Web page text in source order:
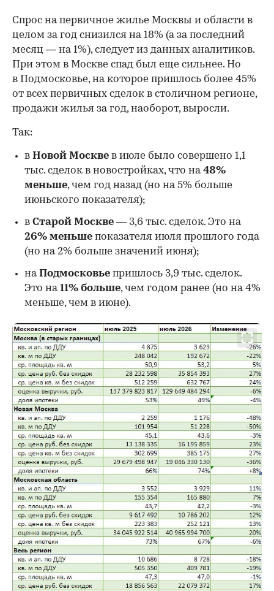
Спрос на первичное жилье Москвы и области в
целом за год снизился на 18% (а за последний
месяц — на 1%), следует из данных аналитиков.
При этом в Москве спад был еще сильнее. Но
в Подмосковье, на которое пришлось более 45%
от всех первичных сделок в столичном регионе,
продажи жилья за год, наоборот, выросли.
00:00 / 00:00
Так:
в Новой Москве в июле было совершено 1,1
тыс. сделок в новостройках, что на48%
меньше, чем год назад (но на 5% больше
июньского показателя);
в Старой Москве — 3,6 тыс. сделок. Это на
26% меньше показателя июля прошлого года
(но на 2% больше значений июня);
наПодмосковье пришлось 3,9 тыс. сделок.
Это на11% больше, чем годом ранее (но на 4%
меньше, чем в июне).